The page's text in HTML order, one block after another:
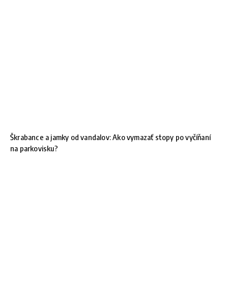
Škrabance a jamky od vandalov: Ako vymazať stopy po vyčíňaní
na parkovisku?